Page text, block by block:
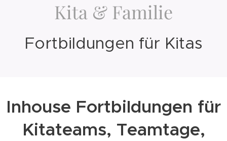
Kita & Familie
Fortbildungen für Kitas
Inhouse Fortbildungen für
Kitateams, Teamtage,